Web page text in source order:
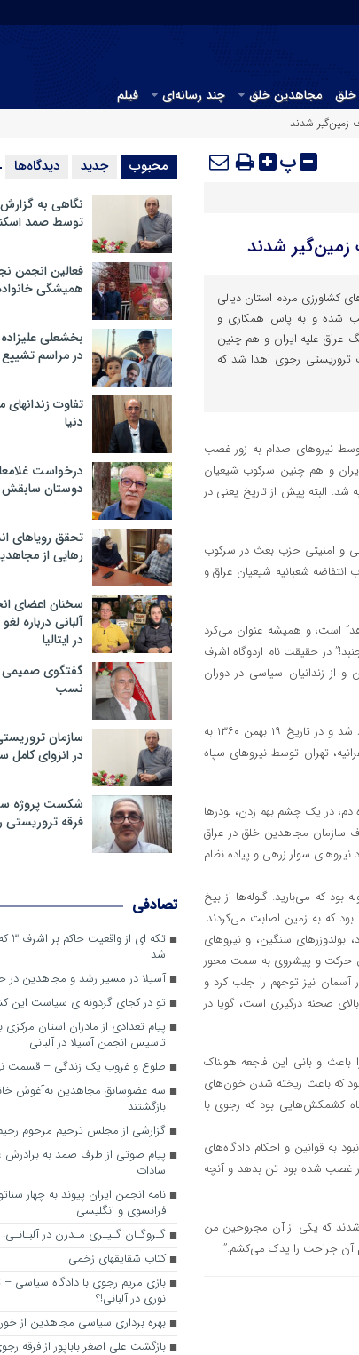
خلق مجاهدین خلق چند رسانه‌ای فیلم
پ
کشاورزی مردم استان دیالی
شده و به پاس همکاری و
علیه ایران و هم چنین
رجوی اهدا شد که
نیرو‌های صدام به زور غصب
و هم چنین سرکوب شیعیان
رجوی اهدا شد که در ۲۰ شهریور ۱۳۹۲ کاملا تخلیه شد. البته پیش از تاریخ یعنی در
و امنیتی حزب بعث در سرکوب
شعبانیه شیعیان عراق و
است، و همیشه عنوان می‌کرد
در حقیقت نام اردوگاه اشرف
از زندانیان سیاسی در دوران
اشرف رجوی در سال ۱۳۵۷ به هم‌راه آخرین دسته زندانیان سیاسی از زندان اوین آزاد شد و در تاریخ ۱۹ بهمن ۱۳۶۰ به
تهران توسط نیرو‌های سپاه
در یک چشم بهم زدن، لودر‌ها
سازمان مجاهدین خلق در عراق
نیرو‌های سوار زرهی و پیاده نظام
که می‌بارید. گلوله‌ها از بیخ
بود که به زمین اصابت می‌کردند.
سنگین، و نیرو‌های
حرکت و پیشروی به سمت محور
هواپیمایی در آسمان نیز توجهم را جلب کرد و
صحنه درگیری است، گویا در
و بانی این فاجعه هولناک
که باعث ریخته شدن خون‌های
کشمکش‌هایی بود که رجوی با
به قوانین و احکام دادگاه‌های
غصب شده بود تن بدهد و آنچه
و نزدیک ۱۰۰۰ نفر هم بشدت زخمی شدند که یکی از آن مجروحین من
آن جراحت را یدک می‌کشم.”
محبوب جدید دیدگاه‌ها
نگاهی به
توسط صمد
فعالین انجمن
همیشگی
بخشعلی
در مراسم
تفاوت زندانهای
دنیا
درخواست
دوستان
تحقق رویاهای
رهایی از
سخنان اعضای
آلبانی درباره
در ایتالیا
گفتگوی صمیمی
نسب
سازمان
در انزوای کامل
شکست پروژه
فرقه
تصادفی
تکه
شد
آسیلا در مسیر رشد و مجاهدین
تو در کجای گردونه ی سیاست این
پیام تعدادی از مادران استان
تاسیس انجمن آسیلا در آلبانی
طلوع و غروب یک زندگی – قسمت
سه عضوسابق مجاهدین به‌آغوش
بازگشتند
گزارشی از مجلس ترحیم مرحوم
پیام صوتی از طرف صمد به
سادات
نامه انجمن ایران پیوند به چهار
فرانسوی و انگلیسی
گـروگـان گـیـری مـدرن در آلبـانـی!
کتاب شقایقهای زخمی
بازی مریم رجوی با دادگاه سیاسی –
نوری در آلبانی!؟
بهره برداری سیاسی مجاهدین از
بازگشت علی اصغر باباپور از فرقه